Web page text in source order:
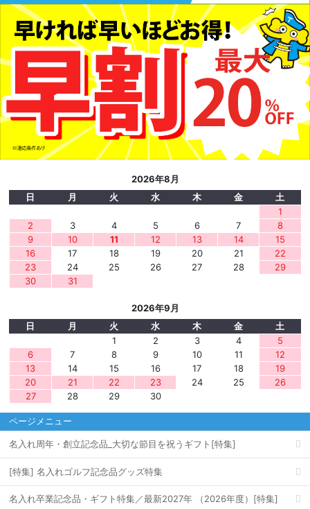
2026年8月
日
月 火 水 木 金
土
1
2
3 4 5 6 7
8
9
10 11 12 13 14
15
16
17 18 19 20 21
22
23
24 25 26 27 28
29
30
31
2026年9月
日
月 火 水 木 金
土
1
2 3 4
5
6
7 8 9 10 11
12
13
14 15 16 17 18
19
20
21 22 23 24 25
26
27
28 29 30
ページメニュー
名入れ周年・創立記念品_大切な節目を祝うギフト[特集]
[特集] 名入れゴルフ記念品グッズ特集
名入れ卒業記念品・ギフト特集／最新2027年 （2026年度）[特集]